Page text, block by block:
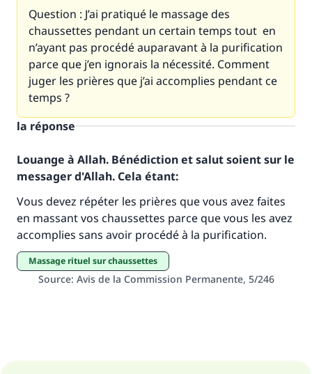
Question : J’ai pratiqué le massage des
chaussettes pendant un certain temps tout en
n’ayant pas procédé auparavant à la purification
parce que j’en ignorais la nécessité. Comment
juger les prières que j’ai accomplies pendant ce
temps ?
la réponse
Louange à Allah. Bénédiction et salut soient sur le
messager d'Allah. Cela étant:
Vous devez répéter les prières que vous avez faites
en massant vos chaussettes parce que vous les avez
accomplies sans avoir procédé à la purification.
massage rituel sur chaussettes
Source: Avis de la Commission Permanente, 5/246
Faites une différence dans la vie de
millions de personnes grâce à votre
contribution
Aidez nous à apporter des réponses.
Le Messager d'Allah (Paix sur lui) a dit: